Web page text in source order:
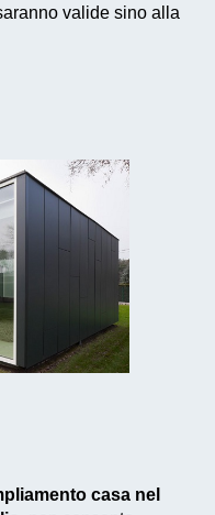
valide sino alla
casa nel